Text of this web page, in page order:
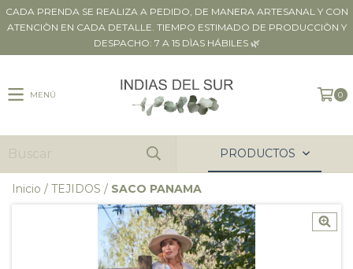
CADA PRENDA SE REALIZA A PEDIDO, DE MANERA ARTESANAL Y CON
ATENCIÒN EN CADA DETALLE. TIEMPO ESTIMADO DE PRODUCCIÒN Y
DESPACHO: 7 A 15 DÌAS HÁBILES 🌿
MENÚ 0
PRODUCTOS
Inicio / TEJIDOS / SACO PANAMA